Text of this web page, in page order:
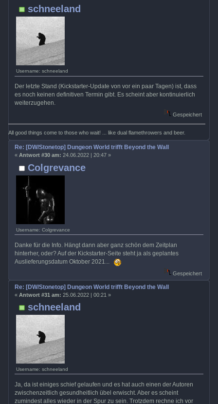
schneeland
Username: schneeland
Der letzte Stand (Kickstarter-Update von vor ein paar Tagen) ist, dass
es noch keinen definitiven Termin gibt. Es scheint aber kontinuierlich
weiterzugehen.
Gespeichert
All good things come to those who wait! ... like dual flamethrowers and beer.
Colgrevance
Username: Colgrevance
Re: [DW/Stonetop] Dungeon World trifft Beyond the Wall
« Antwort #30 am: 24.06.2022 | 20:47 »
Danke für die Info. Hängt dann aber ganz schön dem Zeitplan
hinterher, oder? Auf der Kickstarter-Seite steht ja als geplantes
Auslieferungsdatum Oktober 2021...
Gespeichert
schneeland
Username: schneeland
Re: [DW/Stonetop] Dungeon World trifft Beyond the Wall
« Antwort #31 am: 25.06.2022 | 00:21 »
Ja, da ist einiges schief gelaufen und es hat auch einen der Autoren
zwischenzeitlich gesundheitlich übel erwischt. Aber es scheint
zumindest alles wieder in der Spur zu sein. Trotzdem rechne ich vor